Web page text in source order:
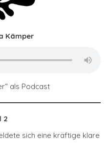
Kämper
als Podcast
2
sich eine kräftige klare